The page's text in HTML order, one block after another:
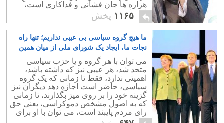
هزاره ها جان فشانی و فداکاری است،
استفاده نموده.
۱۱۶۵ پخش
ما هیچ گروه سیاسی بی عیبی نداریم؛ تنها راه
نجات ما، ایجاد یک شورای ملی از میان همین
گروه های پر عیب و ایراد است
می توان با هر گروه و یا حزب سیاسی
متحد شد، هر عیبی نیز که داشته باشد،
اهمیتی ندارد، فقط تا زمانی که یک گروه
سیاسی، حاضر است اجازه دهد دیگران نیز
گزینه خود را بر روی میز بگذارند، تا زمانی
که به اصول مشخص دموکراسی، یعنی حق
رای مردم پایبند است، می توان با او برای
ایجاد یک تشکل سیاسی ملی، متحد شد.